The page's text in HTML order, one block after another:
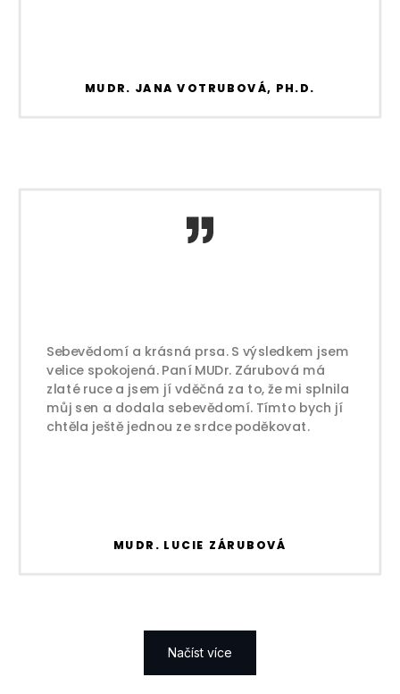
MUDR. JANA VOTRUBOVÁ, PH.D.
Sebevědomí a krásná prsa. S výsledkem jsem
velice spokojená. Paní MUDr. Zárubová má
zlaté ruce a jsem jí vděčná za to, že mi splnila
můj sen a dodala sebevědomí. Tímto bych jí
chtěla ještě jednou ze srdce poděkovat.
MUDR. LUCIE ZÁRUBOVÁ
Načíst více